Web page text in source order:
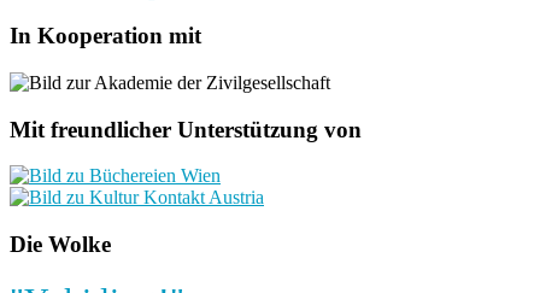
In Kooperation mit
Mit freundlicher Unterstützung von
Die Wolke